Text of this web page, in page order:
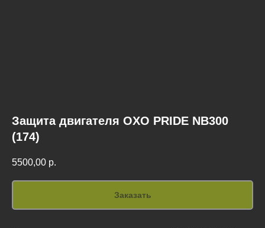
Защита двигателя OXO PRIDE NB300
(174)
5500,00 р.
Заказать